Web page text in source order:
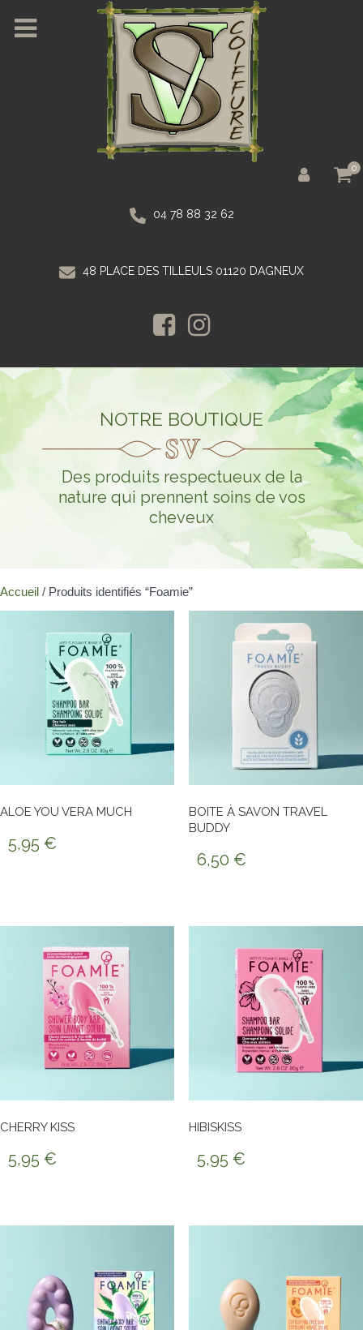
0
04 78 88 32 62
48 PLACE DES TILLEULS 01120 DAGNEUX
NOTRE BOUTIQUE
Des produits respectueux de la
nature qui prennent soins de vos
cheveux
Accueil / Produits identifiés “Foamie”
ALOE YOU VERA MUCH
5,95 €
BOITE À SAVON TRAVEL
BUDDY
6,50 €
CHERRY KISS
5,95 €
HIBISKISS
5,95 €